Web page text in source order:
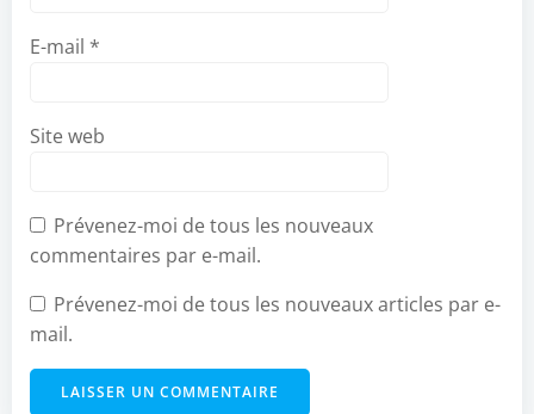
E-mail *
Site web
Prévenez-moi de tous les nouveaux
commentaires par e-mail.
Prévenez-moi de tous les nouveaux articles par e-
mail.